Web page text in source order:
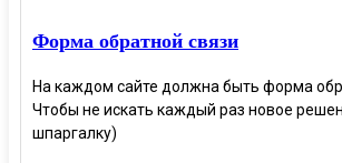
Форма обратной связи
На каждом сайте должна быть форма
Чтобы не искать каждый раз новое
шпаргалку)